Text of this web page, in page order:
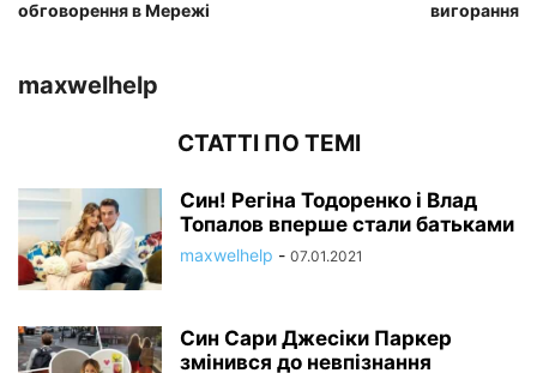
обговорення в Мережі
вигорання
maxwelhelp
СТАТТІ ПО ТЕМІ
Син! Регіна Тодоренко і Влад
Топалов вперше стали батьками
maxwelhelp - 07.01.2021
Син Сари Джесіки Паркер
змінився до невпізнання